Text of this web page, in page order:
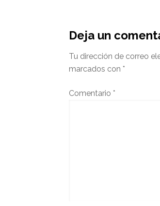
del
lector
Deja un
Tu dirección de correo
marcados con *
Comentario *